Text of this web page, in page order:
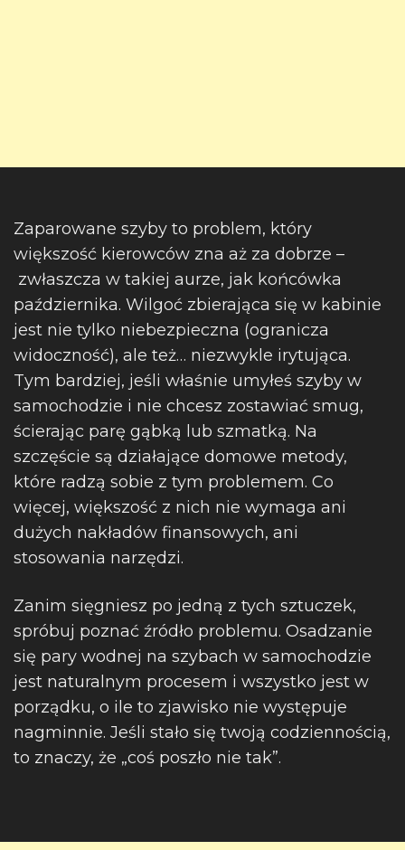
Zaparowane szyby to problem, który
większość kierowców zna aż za dobrze –
zwłaszcza w takiej aurze, jak końcówka
października. Wilgoć zbierająca się w kabinie
jest nie tylko niebezpieczna (ogranicza
widoczność), ale też… niezwykle irytująca.
Tym bardziej, jeśli właśnie umyłeś szyby w
samochodzie i nie chcesz zostawiać smug,
ścierając parę gąbką lub szmatką. Na
szczęście są działające domowe metody,
które radzą sobie z tym problemem. Co
więcej, większość z nich nie wymaga ani
dużych nakładów finansowych, ani
stosowania narzędzi.
Zanim sięgniesz po jedną z tych sztuczek,
spróbuj poznać źródło problemu. Osadzanie
się pary wodnej na szybach w samochodzie
jest naturalnym procesem i wszystko jest w
porządku, o ile to zjawisko nie występuje
nagminnie. Jeśli stało się twoją codziennością,
to znaczy, że „coś poszło nie tak”.